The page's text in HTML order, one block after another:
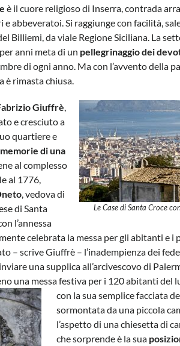
è il cuore religioso di Inserra, contrada
abbeveratoi. Si raggiunge con facilità,
Billiemi, da viale Regione Siciliana. La
anni meta di un pellegrinaggio dei
di ogni anno. Ma con l’avvento della
è rimasta chiusa.
Le Case di Santa Croce
Giuffrè
e cresciuto a
quartiere e
di una
al complesso
al 1776,
, vedova di
di Santa
l’annessa
celebrata la messa per gli abitanti e i
– scrive Giuffrè – l’inadempienza dei
una supplica all’arcivescovo di
una messa festiva per i 120 abitanti del
con la sua semplice facciata
sormontata da una piccola
l’aspetto di una chiesetta di
che sorprende è la sua